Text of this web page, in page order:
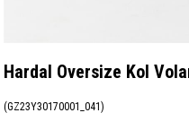
Hardal Oversize Kol
(GZ23Y30170001_041)